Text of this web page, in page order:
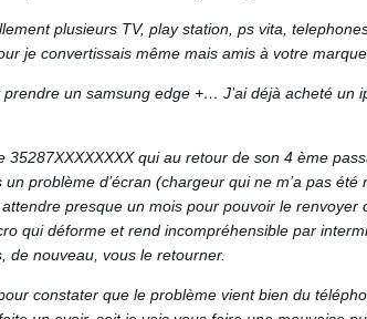
plusieurs TV, play station, ps vita,
je convertissais même mais amis à votre marque.
un samsung edge +… J’ai déjà acheté un
qui au retour de son 4 ème
problème d’écran (chargeur qui ne m’a pas
presque un mois pour pouvoir le renvoyer
qui déforme et rend incompréhensible par
de nouveau, vous le retourner.
constater que le problème vient bien du